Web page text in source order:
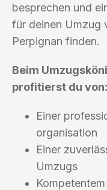
besprechen und
für deinen Umzug
Perpignan finden.
Beim
profitierst du von:
Einer
organisation
Einer
Umzugs